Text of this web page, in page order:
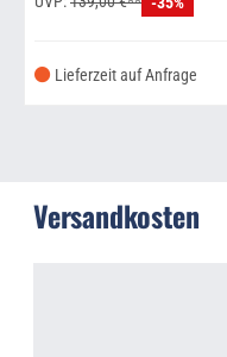
Lieferzeit auf Anfrage
Versandkosten